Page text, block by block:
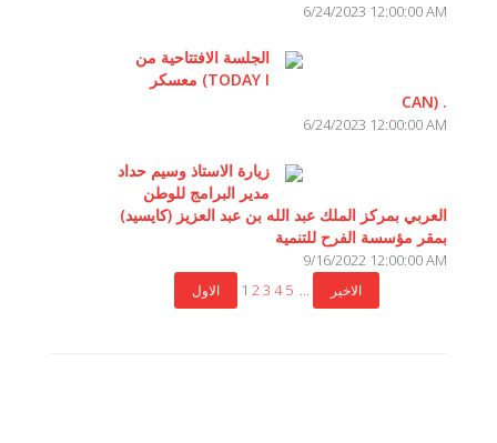
6/24/2023 12:00:00 AM
الجلسة الافتتاحية من
معسكر (TODAY I
CAN) .
6/24/2023 12:00:00 AM
زيارة الاستاذ وسيم حداد
مدير البرامج للوطن
العربي بمركز الملك عبد الله بن عبد العزيز (كايسيد)
بمقر مؤسسة الفرح للتنمية
9/16/2022 12:00:00 AM
1 23 4 5 ...